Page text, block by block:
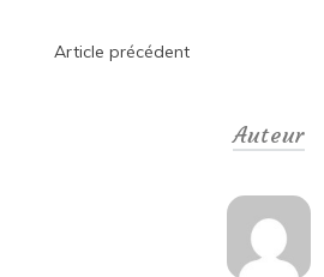
Navigation
Article précédent
Auteur